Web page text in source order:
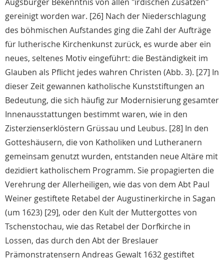
gereinigt worden war. [26] Nach der Niederschlagung
des böhmischen Aufstandes ging die Zahl der Aufträge
für lutherische Kirchenkunst zurück, es wurde aber ein
neues, seltenes Motiv eingeführt: die Beständigkeit im
Glauben als Pflicht jedes wahren Christen (Abb. 3). [27] In
dieser Zeit gewannen katholische Kunststiftungen an
Bedeutung, die sich häufig zur Modernisierung gesamter
Innenausstattungen bestimmt waren, wie in den
Zisterzienserklöstern Grüssau und Leubus. [28] In den
Gotteshäusern, die von Katholiken und Lutheranern
gemeinsam genutzt wurden, entstanden neue Altäre mit
dezidiert katholischem Programm. Sie propagierten die
Verehrung der Allerheiligen, wie das von dem Abt Paul
Weiner gestiftete Retabel der Augustinerkirche in Sagan
(um 1623) [29], oder den Kult der Muttergottes von
Tschenstochau, wie das Retabel der Dorfkirche in
Lossen, das durch den Abt der Breslauer
Prämonstratensern Andreas Gewalt 1632 gestiftet